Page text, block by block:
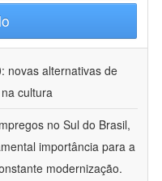
novas alternativas de
cultura
no Sul do Brasil,
importância para a
modernização.